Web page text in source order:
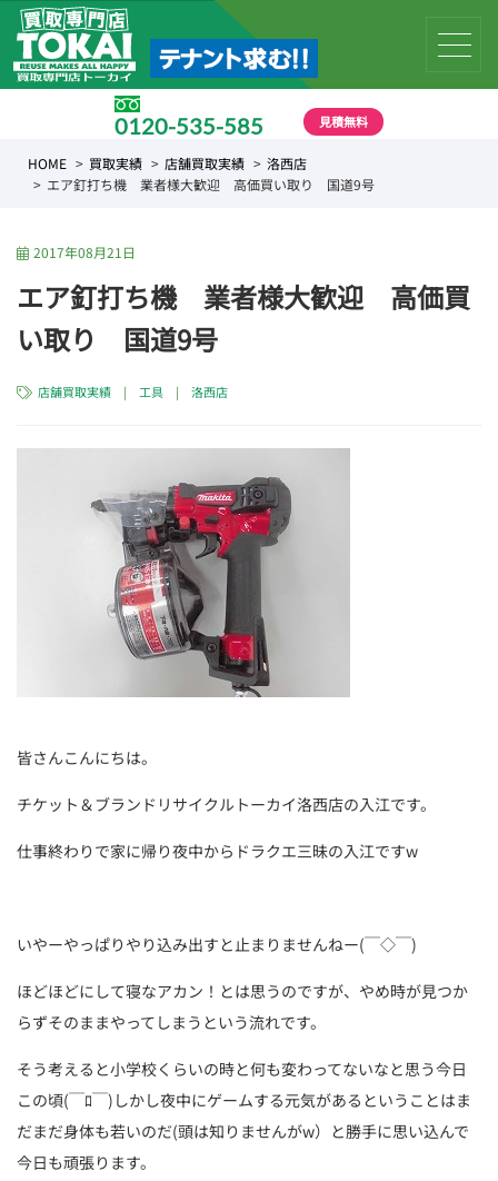
0120-535-585 見積無料
HOME 買取実績 店舗買取実績
洛西店
エア釘打ち機 業者様大歓迎 高価買い取り 国道9号
2017年08月21日
エア釘打ち機 業者様大歓迎 高価買
い取り 国道9号
店舗買取実績 | 工具 |洛西店
皆さんこんにちは。
チケット＆ブランドリサイクルトーカイ洛西店の入江です。
仕事終わりで家に帰り夜中からドラクエ三昧の入江ですw
いやーやっぱりやり込み出すと止まりませんねー(￣◇￣)
ほどほどにして寝なアカン！とは思うのですが、やめ時が見つか
らずそのままやってしまうという流れです。
そう考えると小学校くらいの時と何も変わってないなと思う今日
この頃(￣ﾛ￣)しかし夜中にゲームする元気があるということはま
だまだ身体も若いのだ(頭は知りませんがw）と勝手に思い込んで
今日も頑張ります。